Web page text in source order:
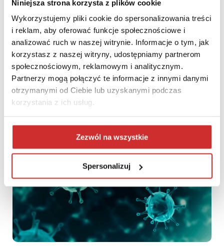
Niniejsza strona korzysta z plików cookie
Wykorzystujemy pliki cookie do spersonalizowania treści
i reklam, aby oferować funkcje społecznościowe i
analizować ruch w naszej witrynie. Informacje o tym, jak
korzystasz z naszej witryny, udostępniamy partnerom
społecznościowym, reklamowym i analitycznym.
Partnerzy mogą połączyć te informacje z innymi danymi
otrzymanymi od Ciebie lub uzyskanymi podczas
korzystania z ich usług.
Zezwól na wszystkie
Spersonalizuj
Podsumowanie siódmej, międzynarodowej konferencji LUMEN
2021 ONLINE